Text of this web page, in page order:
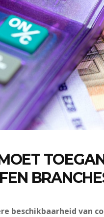
beschikbaarheid van